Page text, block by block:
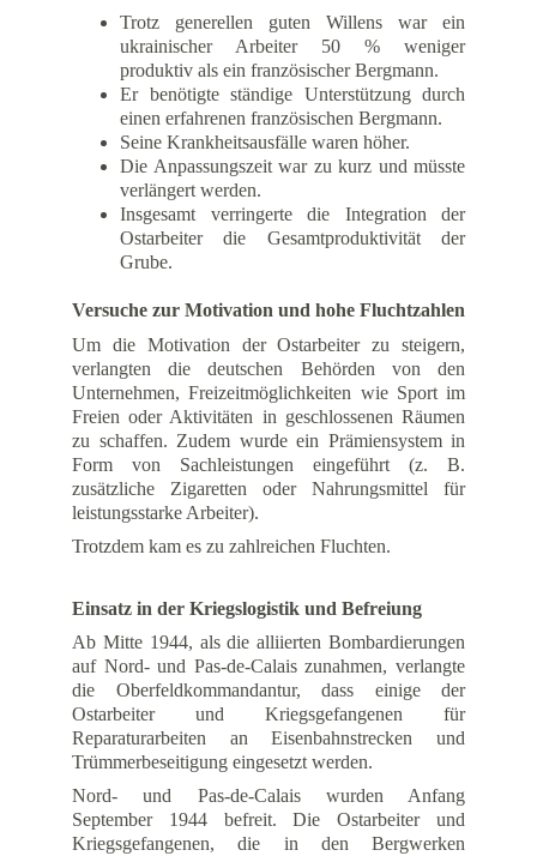
Trotz generellen guten Willens war ein
ukrainischer Arbeiter 50 % weniger
produktiv als ein französischer Bergmann.
Er benötigte ständige Unterstützung durch
einen erfahrenen französischen Bergmann.
Seine Krankheitsausfälle waren höher.
Die Anpassungszeit war zu kurz und müsste
verlängert werden.
Insgesamt verringerte die Integration der
Ostarbeiter die Gesamtproduktivität der
Grube.
Versuche zur Motivation und hohe Fluchtzahlen
Um die Motivation der Ostarbeiter zu steigern,
verlangten die deutschen Behörden von den
Unternehmen, Freizeitmöglichkeiten wie Sport im
Freien oder Aktivitäten in geschlossenen Räumen
zu schaffen. Zudem wurde ein Prämiensystem in
Form von Sachleistungen eingeführt (z. B.
zusätzliche Zigaretten oder Nahrungsmittel für
leistungsstarke Arbeiter).
Trotzdem kam es zu zahlreichen Fluchten.
Einsatz in der Kriegslogistik und Befreiung
Ab Mitte 1944, als die alliierten Bombardierungen
auf Nord- und Pas-de-Calais zunahmen, verlangte
die Oberfeldkommandantur, dass einige der
Ostarbeiter und Kriegsgefangenen für
Reparaturarbeiten an Eisenbahnstrecken und
Trümmerbeseitigung eingesetzt werden.
Nord- und Pas-de-Calais wurden Anfang
September 1944 befreit. Die Ostarbeiter und
Kriegsgefangenen, die in den Bergwerken